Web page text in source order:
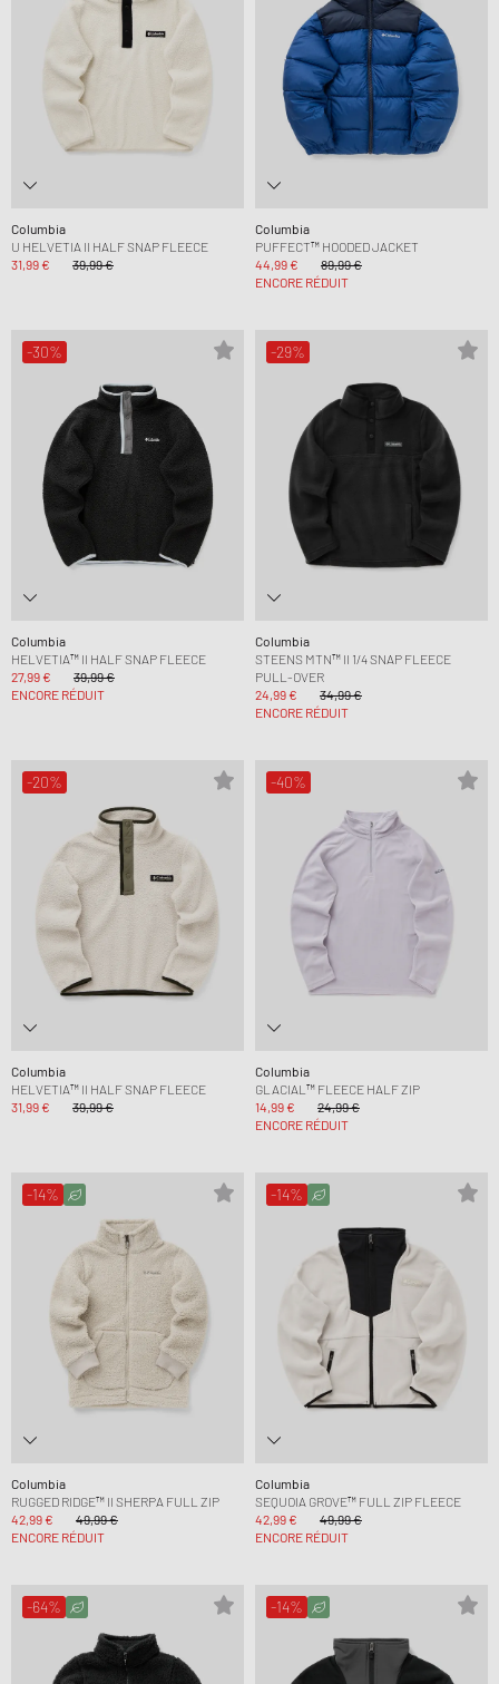
Columbia
U HELVETIA II HALF SNAP FLEECE
31,99 €
39,99 €
Columbia
PUFFECT™ HOODED JACKET
44,99 €
89,99 €
ENCORE RÉDUIT
-30%
Columbia
HELVETIA™ II HALF SNAP FLEECE
27,99 €
39,99 €
ENCORE RÉDUIT
-29%
Columbia
STEENS MTN™ II 1/4 SNAP FLEECE
PULL-OVER
24,99 €
34,99 €
ENCORE RÉDUIT
-20%
Columbia
HELVETIA™ II HALF SNAP FLEECE
31,99 €
39,99 €
-40%
Columbia
GLACIAL™ FLEECE HALF ZIP
14,99 €
24,99 €
ENCORE RÉDUIT
-14%
Columbia
RUGGED RIDGE™ II SHERPA FULL ZIP
42,99 €
49,99 €
ENCORE RÉDUIT
-14%
Columbia
SEQUOIA GROVE™ FULL ZIP FLEECE
42,99 €
49,99 €
ENCORE RÉDUIT
-64% -14%